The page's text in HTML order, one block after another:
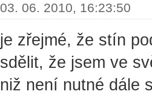
03. 06. 2010, 16:23:50
je zřejmé, že stín
sdělit, že jsem ve
niž není nutné dále